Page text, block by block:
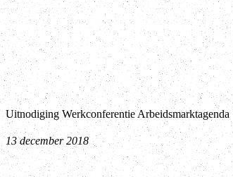
Uitnodiging Werkconferentie Arbeidsmarktagenda
13 december 2018